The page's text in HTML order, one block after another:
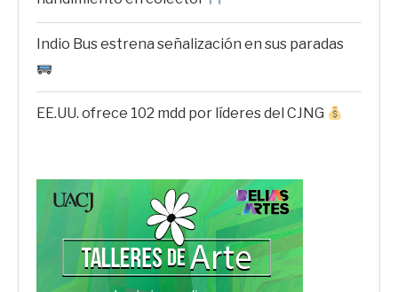
Indio Bus estrena señalización en sus paradas
EE.UU. ofrece 102 mdd por líderes del CJNG